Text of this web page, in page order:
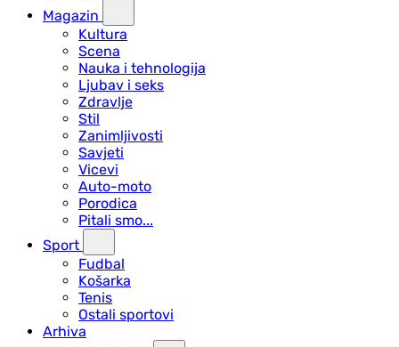
Magazin
Kultura
Scena
Nauka i tehnologija
Ljubav i seks
Zdravlje
Stil
Zanimljivosti
Savjeti
Vicevi
Auto-moto
Porodica
Pitali smo...
Sport
Fudbal
Košarka
Tenis
Ostali sportovi
Arhiva